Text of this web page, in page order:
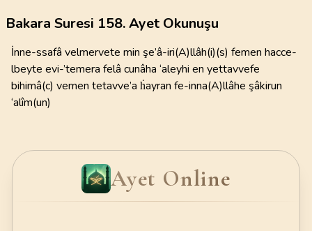
Bakara Suresi 158. Ayet Okunuşu
İnne-ssafâ velmervete min şe’â-iri(A)llâh(i)(s) femen hacce-
lbeyte evi-’temera felâ cunâha ‘aleyhi en yettavvefe
bihimâ(c) vemen tetavve’a ḣayran fe-inna(A)llâhe şâkirun
‘alîm(un)
Ayet Online